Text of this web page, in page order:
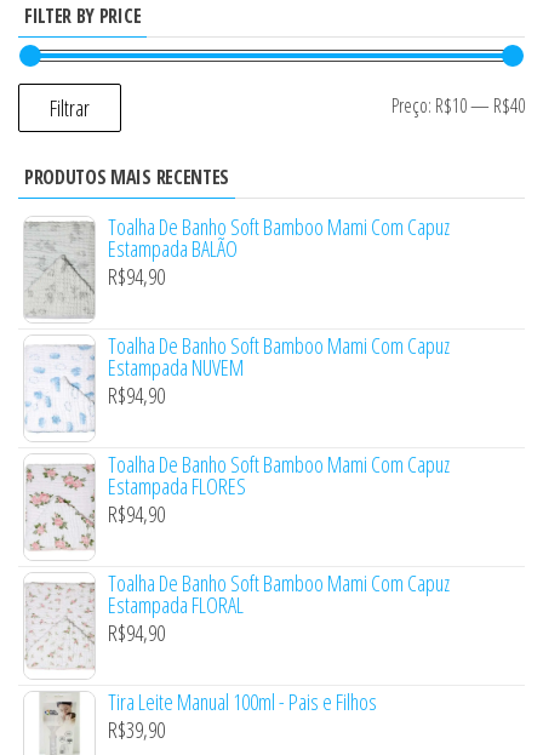
FILTER BY PRICE
Filtrar Preço: R$10— R$40
PRODUTOS MAIS RECENTES
Toalha De Banho Soft Bamboo Mami Com Capuz
Estampada BALÃO
R$94,90
Toalha De Banho Soft Bamboo Mami Com Capuz
Estampada NUVEM
R$94,90
Toalha De Banho Soft Bamboo Mami Com Capuz
Estampada FLORES
R$94,90
Toalha De Banho Soft Bamboo Mami Com Capuz
Estampada FLORAL
R$94,90
Tira Leite Manual 100ml - Pais e Filhos
R$39,90